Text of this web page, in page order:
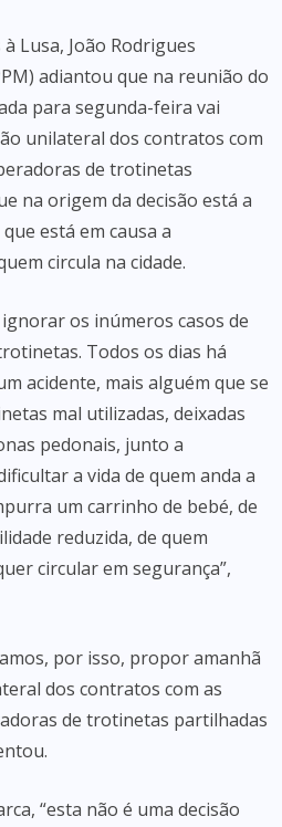
à Lusa, João Rodrigues
adiantou que na reunião do
para segunda-feira vai
unilateral dos contratos com
de trotinetas
na origem da decisão está a
está em causa a
circula na cidade.
os inúmeros casos de
Todos os dias há
acidente, mais alguém que se
mal utilizadas, deixadas
pedonais, junto a
a vida de quem anda a
um carrinho de bebé, de
reduzida, de quem
circular em segurança”,
por isso, propor amanhã
dos contratos com as
de trotinetas partilhadas
“esta não é uma decisão